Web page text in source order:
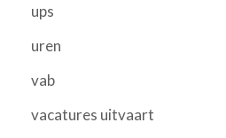
ups
uren
vab
vacatures uitvaart